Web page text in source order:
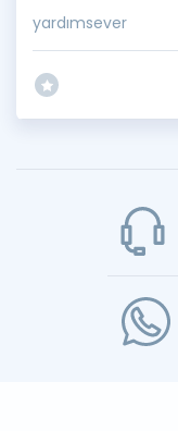
yardımsever